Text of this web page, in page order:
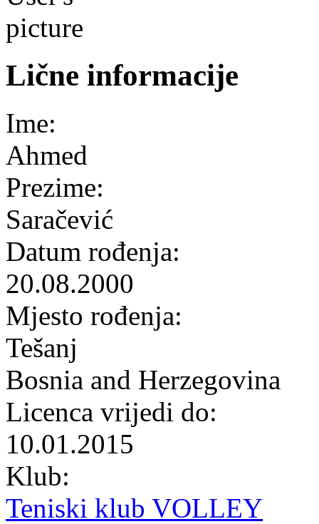
Lične informacije
Ime:
Ahmed
Prezime:
Saračević
Datum rođenja:
20.08.2000
Mjesto rođenja:
Tešanj
Bosnia and Herzegovina
Licenca vrijedi do:
10.01.2015
Klub:
Teniski klub VOLLEY